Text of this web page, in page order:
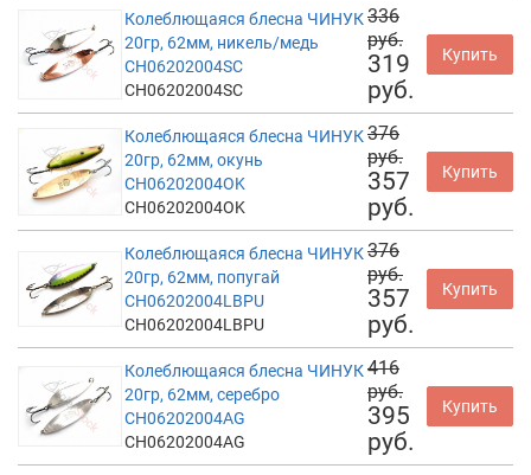
Колеблющаяся блесна ЧИНУК
20гр, 62мм, никель/медь
CH06202004SC
CH06202004SC
336
руб.
319
руб.
Купить
Колеблющаяся блесна ЧИНУК
20гр, 62мм, окунь
CH06202004OK
CH06202004OK
376
руб.
357
руб.
Купить
Колеблющаяся блесна ЧИНУК
20гр, 62мм, попугай
CH06202004LBPU
CH06202004LBPU
376
руб.
357
руб.
Купить
Колеблющаяся блесна ЧИНУК
20гр, 62мм, серебро
CH06202004AG
CH06202004AG
416
руб.
395
руб.
Купить